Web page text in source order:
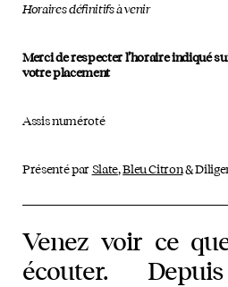
Venez voir ce
écouter.
Horaires définitifs à venir
Merci de respecter l’horaire indiqué
votre placement
Assis numéroté
Présenté par Slate,Bleu Citron&